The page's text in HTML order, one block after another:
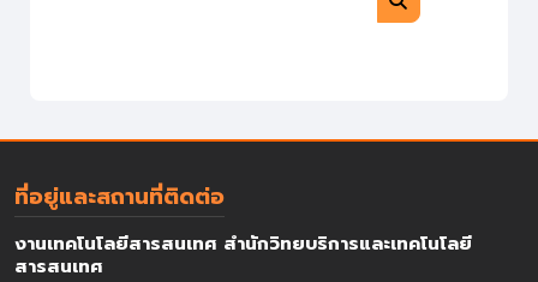
ค้นหารายวิชา
ที่อยู่และสถานที่ติดต่อ
งานเทคโนโลยีสารสนเทศ สำนักวิทยบริการและเทคโนโลยี
สารสนเทศ